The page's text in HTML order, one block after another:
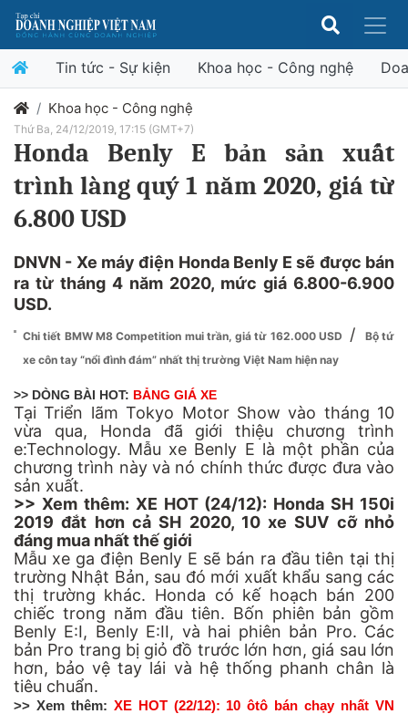
Tin tức - Sự kiện Khoa học - Công nghệ
Khoa học - Công nghệ
Thứ Ba, 24/12/2019, 17:15 (GMT+7)
Honda Benly E bản sản xuất
trình làng quý 1 năm 2020, giá từ
6.800 USD
DNVN - Xe máy điện Honda Benly E sẽ được bán
ra từ tháng 4 năm 2020, mức giá 6.800-6.900
USD.
Chi tiết BMW M8 Competition mui trần, giá từ 162.000 USD /
Bộ tứ
xe côn tay “nổi đình đám” nhất thị trường Việt Nam hiện nay
>> DÒNG BÀI HOT: BẢNG GIÁ XE
Tại Triển lãmTokyo Motor Show vào tháng 10
vừa qua, Honda đã giới thiệu chương trình
e:Technology. Mẫu xe Benly E là một phần của
chương trình này và nó chính thức được đưa vào
sản xuất.
>> Xem thêm: XE HOT (24/12): Honda SH 150i
2019 đắt hơn cả SH 2020, 10 xe SUV cỡ nhỏ
đáng mua nhất thế giới
Mẫu xe ga điện Benly E sẽ bán ra đầu tiên tại thị
trường Nhật Bản, sau đó mới xuất khẩu sang các
thị trường khác. Honda có kế hoạch bán 200
chiếc trong năm đầu tiên. Bốn phiên bản gồm
Benly E:I, Benly E:II, và hai phiên bản Pro. Các
bản Pro trang bị giỏ đồ trước lớn hơn, giá sau lớn
hơn, bảo vệ tay lái và hệ thống phanh chân là
tiêu chuẩn.
>> Xem thêm: XE HOT (22/12): 10 ôtô bán chạy nhất VN